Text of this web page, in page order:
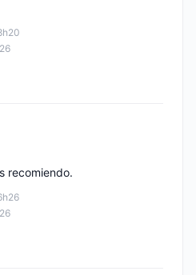
recomiendo.